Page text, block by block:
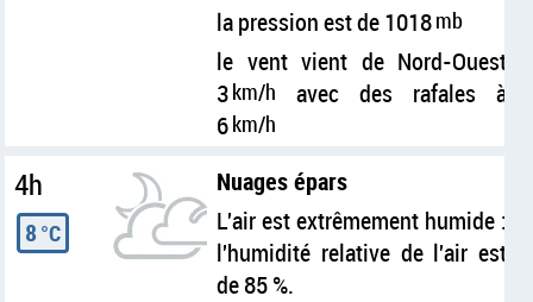
la pression est de 1018mb
le vent vient de Nord-Ouest
3km/h
avec des rafales à
6km/h
4h
8 °C
Nuages épars
L'air est extrêmement humide :
l'humidité relative de l'air est
de 85 %.